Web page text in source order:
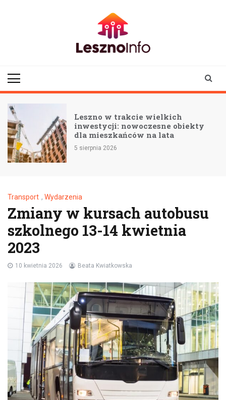
Leszno w trakcie wielkich
inwestycji: nowoczesne obiekty
dla mieszkańców na lata
5 sierpnia 2026
Transport , Wydarzenia
Zmiany w kursach autobusu
szkolnego 13-14 kwietnia
2023
10 kwietnia 2026 Beata Kwiatkowska